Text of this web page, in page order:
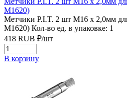
M1620)
Метчики P.I.T. 2 шт M16 x 2,0мм
M1620) Кол-во ед. в упаковке: 1
418 RUB ₽/шт
В корзину